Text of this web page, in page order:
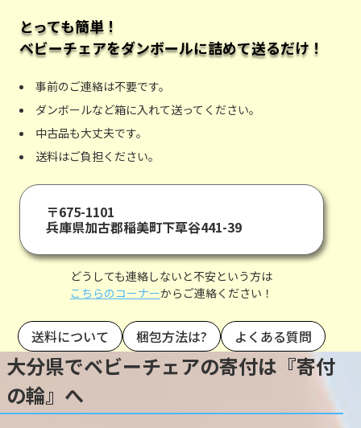
とっても簡単！
ベビーチェアをダンボールに詰めて送るだけ！
事前のご連絡は不要です。
ダンボールなど箱に入れて送ってください。
中古品も大丈夫です。
送料はご負担ください。
〒675-1101
兵庫県加古郡稲美町下草谷441-39
どうしても連絡しないと不安という方は
こちらのコーナーからご連絡ください！
送料について 梱包方法は? よくある質問
大分県でベビーチェアの寄付は『寄付
の輪』へ